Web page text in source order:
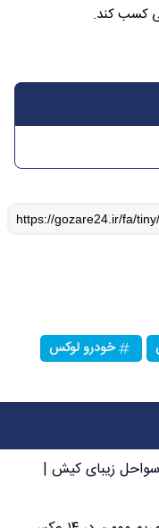
کسب کند.
خودرو لوکس
زیبای کیش |